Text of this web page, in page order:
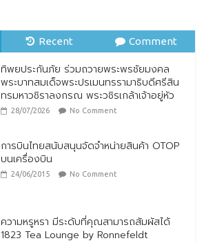
เปิดตัวตราสัญลักษณ์ “Thailand Best
Local Food”
23/07/2026 No Comment
Recent Comment
ทิพยประกันภัย ร่วมถวายพระพรชัยมงคล
พระบาทสมเด็จพระปรเมนทรรามาธิบดีศรีสิน
ทรมหาวชิราลงกรณ พระวชิรเกล้าเจ้าอยู่หัว
28/07/2026 No Comment
การบินไทยสนับสนุนจัดจำหน่ายสินค้า OTOP
บนเครื่องบิน
24/06/2015 No Comment
ความหรูหรา มีระดับที่คุณสามารถสัมผัสได้
1823 Tea Lounge by Ronnefeldt